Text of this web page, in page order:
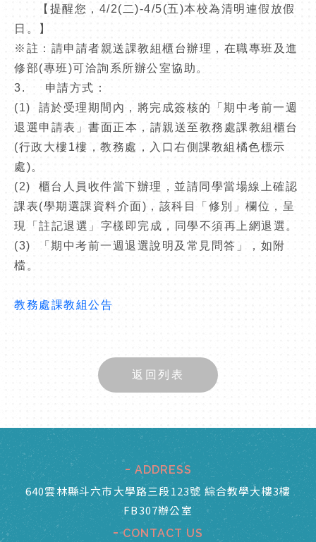
【提醒您，4/2(二)-4/5(五)本校為清明連假放假
日。】
※註：請申請者親送課教組櫃台辦理，在職專班及進
修部(專班)可洽詢系所辦公室協助。
3. 申請方式：
(1) 請於受理期間內，將完成簽核的「期中考前一週
退選申請表」書面正本，請親送至教務處課教組櫃台
(行政大樓1樓，教務處，入口右側課教組橘色標示
處)。
(2) 櫃台人員收件當下辦理，並請同學當場線上確認
課表(學期選課資料介面)，該科目「修別」欄位，呈
現「註記退選」字樣即完成，同學不須再上網退選。
(3) 「期中考前一週退選說明及常見問答」，如附
檔。
教務處課教組公告
返回列表
ADDRESS
640雲林縣斗六市大學路三段123號 綜合教學大樓3樓
FB307辦公室
CONTACT US